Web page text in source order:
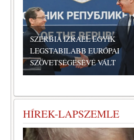
SZERBIA IZRAEL EGYIK
LEGSTABILABB EURÓPAI
SZÖVETSÉGESÉVÉ VÁLT
HÍREK-LAPSZEMLE